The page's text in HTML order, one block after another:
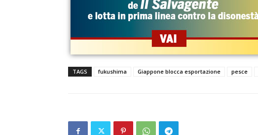
TAGS fukushima Giappone blocca esportazione pesce